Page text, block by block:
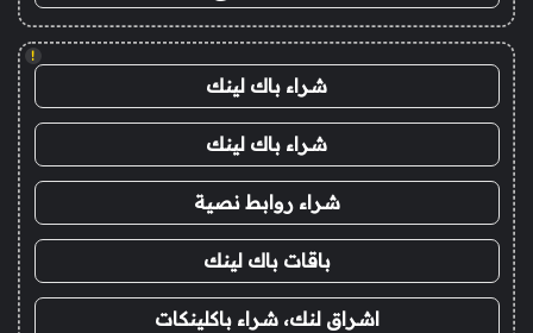
!
شراء باك لينك
شراء باك لينك
شراء روابط نصية
باقات باك لينك
اشراق لنك، شراء باكلينكات